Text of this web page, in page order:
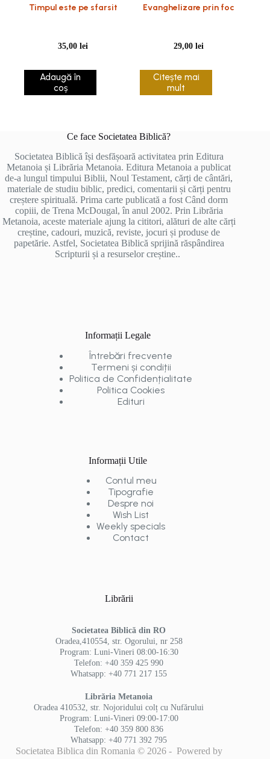
Timpul este pe sfarsit
35,00lei
Adaugă în
coș
Evanghelizare prin foc
29,00lei
Citește mai
mult
Ce face Societatea Biblică?
Societatea Biblică își desfășoară activitatea prin Editura
Metanoia și Librăria Metanoia. Editura Metanoia a publicat
de-a lungul timpului Biblii, Noul Testament, cărți de cântări,
materiale de studiu biblic, predici, comentarii și cărți pentru
creștere spirituală. Prima carte publicată a fost Când dorm
copiii, de Trena McDougal, în anul 2002. Prin Librăria
Metanoia, aceste materiale ajung la cititori, alături de alte cărți
creștine, cadouri, muzică, reviste, jocuri și produse de
papetărie. Astfel, Societatea Biblică sprijină răspândirea
Scripturii și a resurselor creștine..
Informații Legale
Întrebări frecvente
Termeni și condiții
Politica de Confidențialitate
Politica Cookies
Edituri
Informații Utile
Contul meu
Tipografie
Despre noi
Wish List
Weekly specials
Contact
Librării
Societatea Biblică din RO
Oradea,410554, str. Ogorului, nr 258
Program: Luni-Vineri 08:00-16:30
Telefon: +40 359 425 990
Whatsapp: +40 771 217 155
Librăria Metanoia
Oradea 410532, str. Nojoridului colț cu Nufărului
Program: Luni-Vineri 09:00-17:00
Telefon: +40 359 800 836
Whatsapp: +40 771 392 795
Societatea Biblica din Romania © 2026 - Powered by